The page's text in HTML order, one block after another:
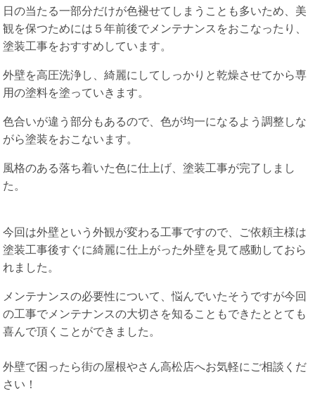
日の当たる一部分だけが色褪せてしまうことも多いため、美
観を保つためには５年前後でメンテナンスをおこなったり、
塗装工事をおすすめしています。
外壁を高圧洗浄し、綺麗にしてしっかりと乾燥させてから専
用の塗料を塗っていきます。
色合いが違う部分もあるので、色が均一になるよう調整しな
がら塗装をおこないます。
風格のある落ち着いた色に仕上げ、塗装工事が完了しまし
た。
今回は外壁という外観が変わる工事ですので、ご依頼主様は
塗装工事後すぐに綺麗に仕上がった外壁を見て感動しておら
れました。
メンテナンスの必要性について、悩んでいたそうですが今回
の工事でメンテナンスの大切さを知ることもできたととても
喜んで頂くことができました。
外壁で困ったら街の屋根やさん高松店へお気軽にご相談くだ
さい！